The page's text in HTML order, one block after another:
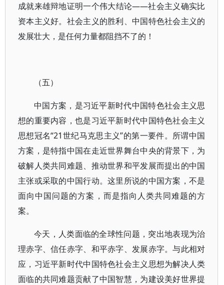
成就来雄辩地证明一个伟大结论——社会主义确实比
资本主义好。社会主义的胜利、中国特色社会主义的
发展壮大，是任何力量都阻挡不了的！
（五）
中国方案，是习近平新时代中国特色社会主义思
想的重要内容，也是习近平新时代中国特色社会主义
思想冠名“21世纪马克思主义”的第一要件。所谓中国
方案，是特指中国在走近世界舞台中央的背景下，为
破解人类共同难题、推动世界和平发展而提出的中国
主张或采取的中国行动。这里所说的中国方案，不是
面向中国问题的方案，而是指向人类共同难题的方
案。
今天，人类面临的全球性问题，突出地表现为治
理赤字、信任赤字、和平赤字、发展赤字。与此相对
应，习近平新时代中国特色社会主义思想为解决人类
面临的共同难题贡献了中国智慧，为建设美好世界提